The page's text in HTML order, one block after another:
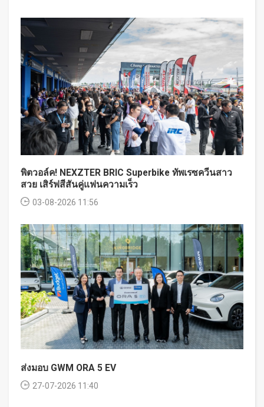
พิตวอล์ค! NEXZTER BRIC Superbike ทัพเรซควีนสาว
สวย เสิร์ฟสีสันคู่แฟนความเร็ว
03-08-2026 11:56
ส่งมอบ GWM ORA 5 EV
27-07-2026 11:40